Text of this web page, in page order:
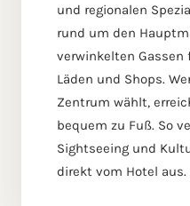
und regionalen
rund um den
verwinkelten Gassen
Läden und Shops.
Zentrum wählt,
bequem zu Fuß. So
Sightseeing und
direkt vom Hotel aus.